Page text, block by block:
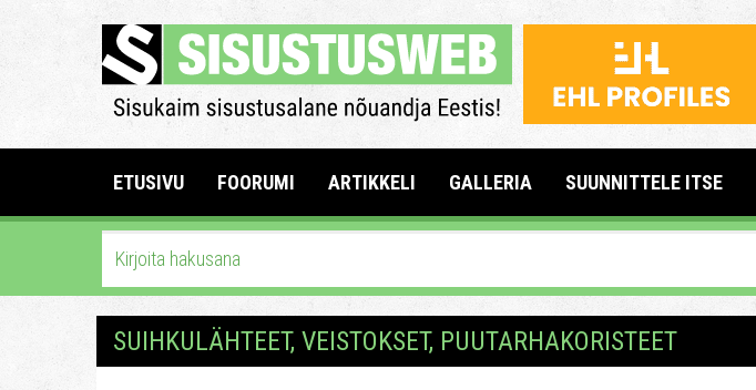
ETUSIVU FOORUMI ARTIKKELI GALLERIA SUUNNITTELE ITSE
SUIHKULÄHTEET, VEISTOKSET, PUUTARHAKORISTEET